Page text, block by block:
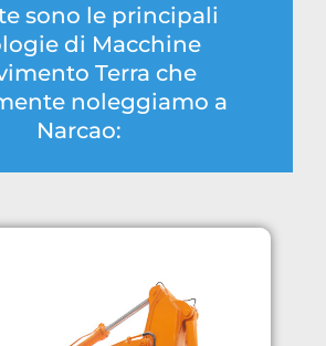
sono le principali
di Macchine
Terra che
noleggiamo a
Narcao: